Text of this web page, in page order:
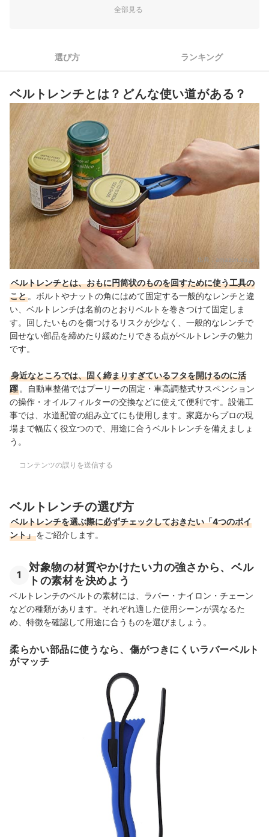
操作性の違いをふまえてグリップの素材を選ぼう
作業のしやすさにこだわるなら、滑り止め加工つきがうってつ
け
ベルトレンチ全16商品おすすめ人気ランキング
ベルトレンチはどこで買える？100均でも手に入る？
配管作業用のパイプレンチもチェックしよう
ベルトレンチの売れ筋ランキングもチェック！
全部見る
選び方 ランキング
ベルトレンチとは？どんな使い道がある？
出典： amazon.co.jp
ベルトレンチとは、おもに円筒状のものを回すために使う工具の
こと 。ボルトやナットの角にはめて固定する一般的なレンチと違
い、ベルトレンチは名前のとおりベルトを巻きつけて固定しま
す。回したいものを傷つけるリスクが少なく、一般的なレンチで
回せない部品を締めたり緩めたりできる点がベルトレンチの魅力
です。
身近なところでは、固く締まりすぎているフタを開けるのに活
躍 。自動車整備ではプーリーの固定・車高調整式サスペンション
の操作・オイルフィルターの交換などに使えて便利です。設備工
事では、水道配管の組み立てにも使用します。家庭からプロの現
場まで幅広く役立つので、用途に合うベルトレンチを備えましょ
う。
コンテンツの誤りを送信する
ベルトレンチの選び方
ベルトレンチを選ぶ際に必ずチェックしておきたい「4つのポイ
ント」をご紹介します。
1
対象物の材質やかけたい力の強さから、ベル
トの素材を決めよう
ベルトレンチのベルトの素材には、ラバー・ナイロン・チェーン
などの種類があります。それぞれ適した使用シーンが異なるた
め、特徴を確認して用途に合うものを選びましょう。
柔らかい部品に使うなら、傷がつきにくいラバーベルト
がマッチ